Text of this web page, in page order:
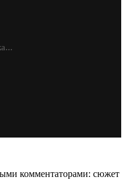
комментаторами: сюжет